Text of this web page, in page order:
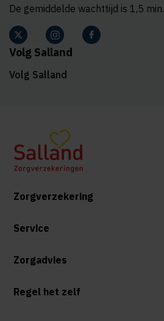
De gemiddelde wachttijd is 1,5 min.
Volg Salland
Volg Salland
Zorgverzekering
Service
Zorgadvies
Regel het zelf